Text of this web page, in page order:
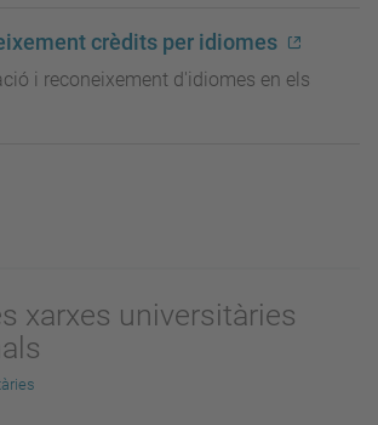
crèdits per idiomes
i reconeixement d'idiomes en els
xarxes universitàries